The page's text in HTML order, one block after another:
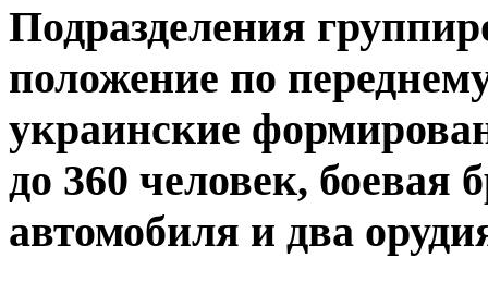
Подразделения
положение по
украинские
до 360 человек,
автомобиля и два